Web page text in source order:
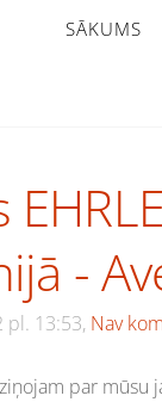
SĀKUMS
-
pl. 13:53, Nav
par mūsu